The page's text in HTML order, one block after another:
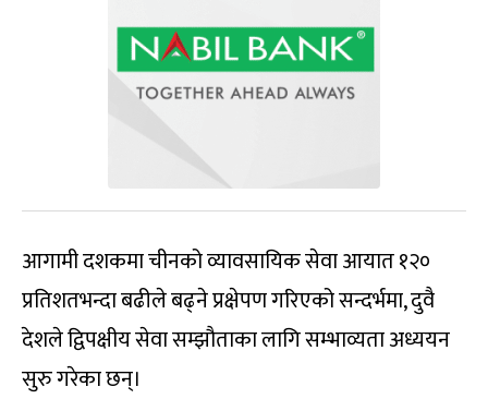
आगामी दशकमा चीनको व्यावसायिक सेवा आयात १२०
प्रतिशतभन्दा बढीले बढ्ने प्रक्षेपण गरिएको सन्दर्भमा, दुवै
देशले द्विपक्षीय सेवा सम्झौताका लागि सम्भाव्यता अध्ययन
सुरु गरेका छन्।